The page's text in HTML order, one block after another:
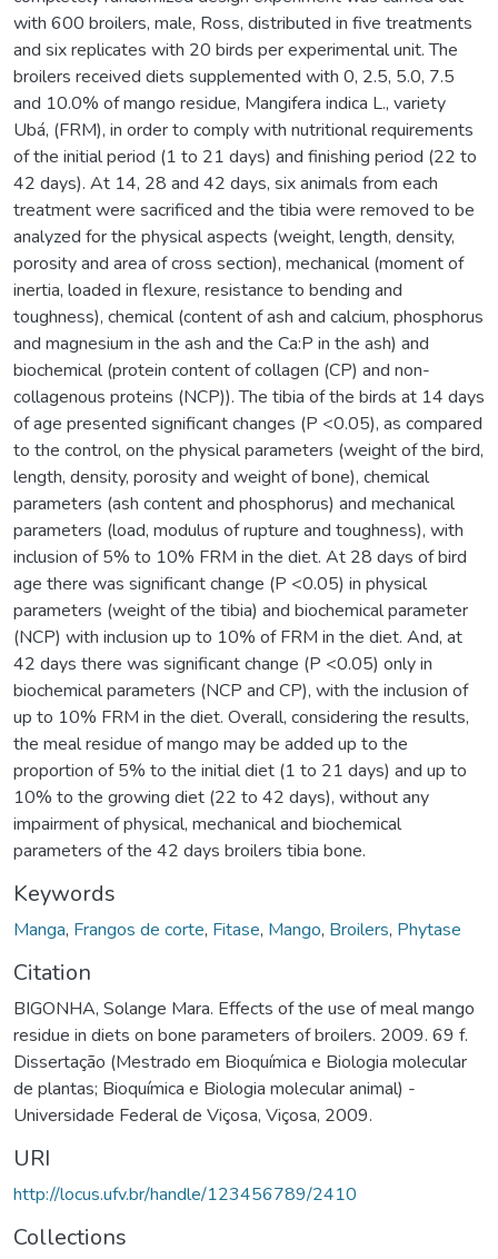
with 600 broilers, male, Ross, distributed in five treatments
and six replicates with 20 birds per experimental unit. The
broilers received diets supplemented with 0, 2.5, 5.0, 7.5
and 10.0% of mango residue, Mangifera indica L., variety
Ubá, (FRM), in order to comply with nutritional requirements
of the initial period (1 to 21 days) and finishing period (22 to
42 days). At 14, 28 and 42 days, six animals from each
treatment were sacrificed and the tibia were removed to be
analyzed for the physical aspects (weight, length, density,
porosity and area of cross section), mechanical (moment of
inertia, loaded in flexure, resistance to bending and
toughness), chemical (content of ash and calcium, phosphorus
and magnesium in the ash and the Ca:P in the ash) and
biochemical (protein content of collagen (CP) and non-
collagenous proteins (NCP)). The tibia of the birds at 14 days
of age presented significant changes (P <0.05), as compared
to the control, on the physical parameters (weight of the bird,
length, density, porosity and weight of bone), chemical
parameters (ash content and phosphorus) and mechanical
parameters (load, modulus of rupture and toughness), with
inclusion of 5% to 10% FRM in the diet. At 28 days of bird
age there was significant change (P <0.05) in physical
parameters (weight of the tibia) and biochemical parameter
(NCP) with inclusion up to 10% of FRM in the diet. And, at
42 days there was significant change (P <0.05) only in
biochemical parameters (NCP and CP), with the inclusion of
up to 10% FRM in the diet. Overall, considering the results,
the meal residue of mango may be added up to the
proportion of 5% to the initial diet (1 to 21 days) and up to
10% to the growing diet (22 to 42 days), without any
impairment of physical, mechanical and biochemical
parameters of the 42 days broilers tibia bone.
Keywords
Manga, Frangos de corte, Fitase, Mango, Broilers, Phytase
Citation
BIGONHA, Solange Mara. Effects of the use of meal mango
residue in diets on bone parameters of broilers. 2009. 69 f.
Dissertação (Mestrado em Bioquímica e Biologia molecular
de plantas; Bioquímica e Biologia molecular animal) -
Universidade Federal de Viçosa, Viçosa, 2009.
URI
http://locus.ufv.br/handle/123456789/2410
Collections